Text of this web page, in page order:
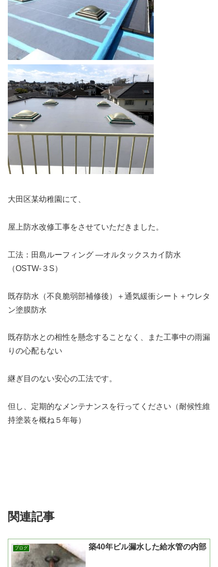
大田区某幼稚園にて、
屋上防水改修工事をさせていただきました。
工法：田島ルーフィング ―オルタックスカイ防水
（OSTW-３S）
既存防水（不良脆弱部補修後）＋通気緩衝シート＋ウレタ
ン塗膜防水
既存防水との相性を懸念することなく、また工事中の雨漏
りの心配もない
継ぎ目のない安心の工法です。
但し、定期的なメンテナンスを行ってください（耐候性維
持塗装を概ね５年毎）
関連記事
ブログ 築40年ビル漏水した給水管の内部